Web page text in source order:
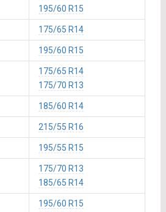
195/60 R15
175/65 R14
195/60 R15
175/65 R14
175/70 R13
185/60 R14
215/55 R16
195/55 R15
175/70 R13
185/65 R14
195/60 R15